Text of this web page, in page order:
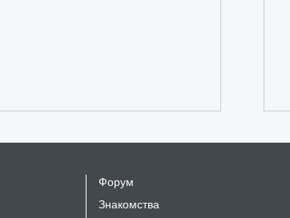
Форум
Знакомства